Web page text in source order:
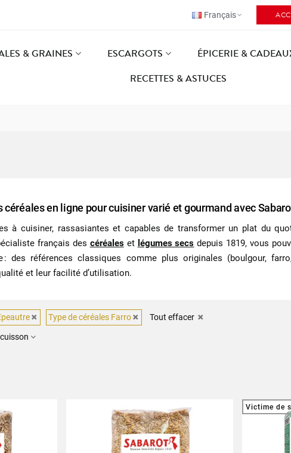
Français
& GRAINES ESCARGOTS
ÉPICERIE &
RECETTES & ASTUCES
céréales en ligne pour cuisiner varié et gourmand avec
à cuisiner, rassasiantes et capables de transformer un plat du
français des céréaleset légumes secs depuis 1819, vous
: des références classiques comme plus originales (boulgour,
et leur facilité d’utilisation.
Type de céréales Farro Tout effacer
Victime de